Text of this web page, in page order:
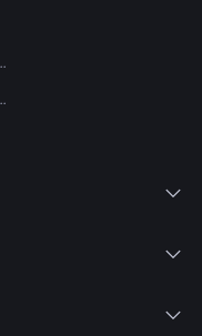
| 28 Temmuz 2026
| 27 Temmuz 2026